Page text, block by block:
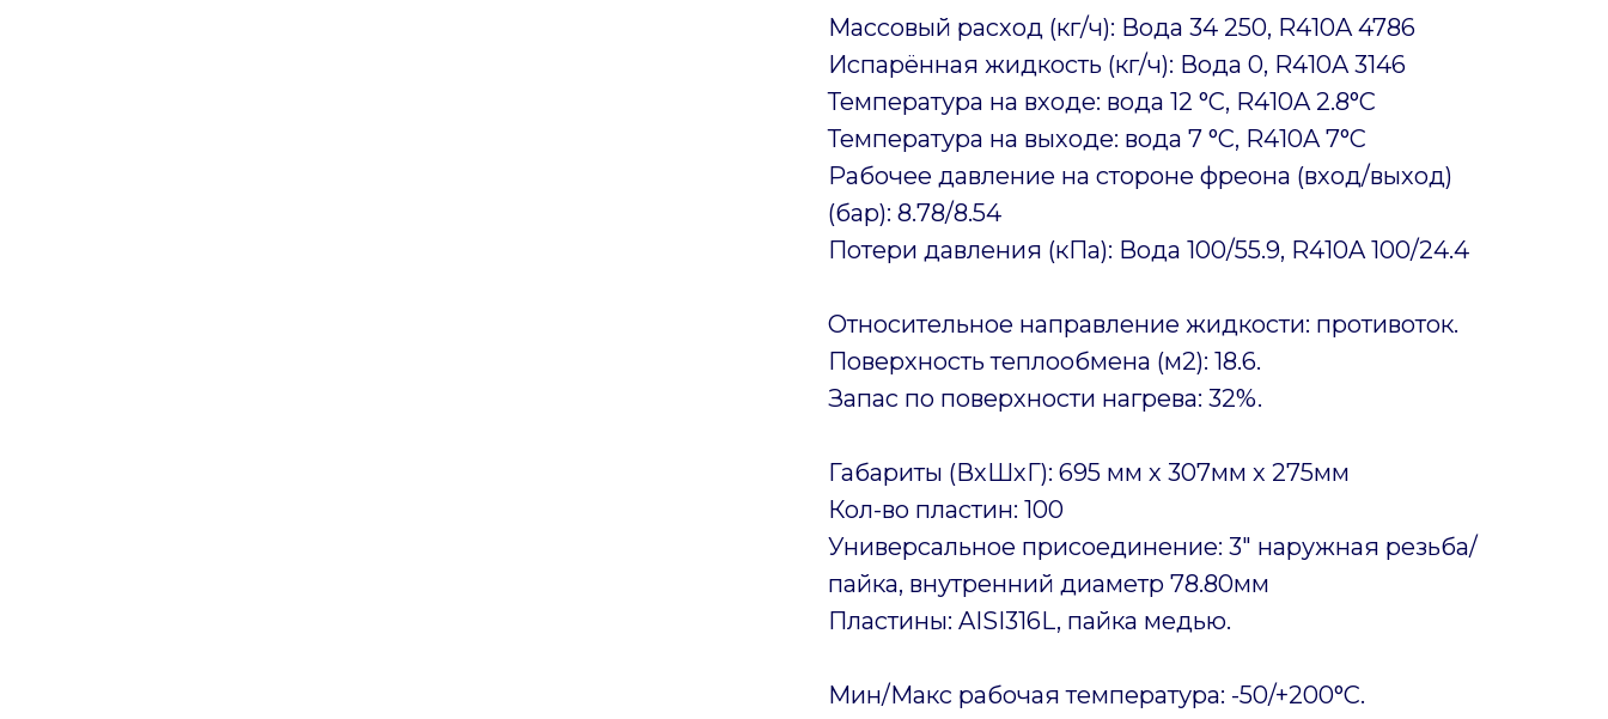
Массовый расход (кг/ч): Вода 34 250, R410A 4786
Испарённая жидкость (кг/ч): Вода 0, R410A 3146
Температура на входе: вода 12 °C, R410A 2.8°C
Температура на выходе: вода 7 °C, R410A 7°C
Рабочее давление на стороне фреона (вход/выход)
(бар): 8.78/8.54
Потери давления (кПа): Вода 100/55.9, R410A 100/24.4
Относительное направление жидкости: противоток.
Поверхность теплообмена (м2): 18.6.
Запас по поверхности нагрева: 32%.
Габариты (ВхШхГ): 695 мм х 307мм х 275мм
Кол-во пластин: 100
Универсальное присоединение: 3″ наружная резьба/
пайка, внутренний диаметр 78.80мм
Пластины: AISI316L, пайка медью.
Мин/Макс рабочая температура: -50/+200°C.